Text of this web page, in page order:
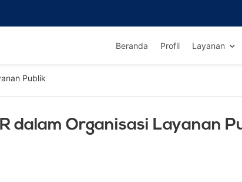
Beranda Profil Layanan
Publik
dalam Organisasi Layanan